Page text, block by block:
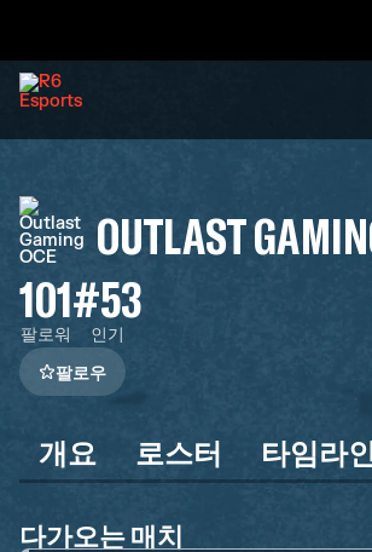
OUTLAST
101
팔로워
#53
인기
팔로우
개요 로스터 타임라
다가오는 매치